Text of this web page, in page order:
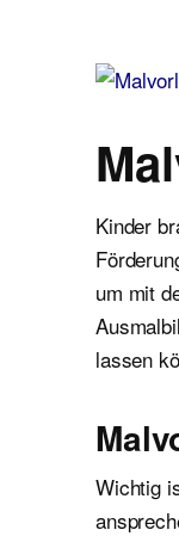
Kinder
um mit
lassen
Wichtig